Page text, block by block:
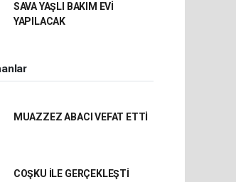
SAVA YAŞLI BAKIM EVİ
YAPILACAK
MUAZZEZ ABACI VEFAT ETTİ
COŞKU İLE GERÇEKLEŞTİ